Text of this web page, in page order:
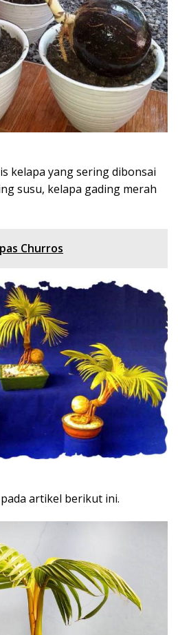
kelapa yang sering dibonsai
susu, kelapa gading merah
Churros
artikel berikut ini.